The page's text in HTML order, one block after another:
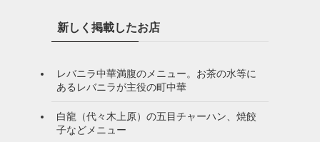
新しく掲載したお店
レバニラ中華満腹のメニュー。お茶の水等に
あるレバニラが主役の町中華
白龍（代々木上原）の五目チャーハン、焼餃
子などメニュー